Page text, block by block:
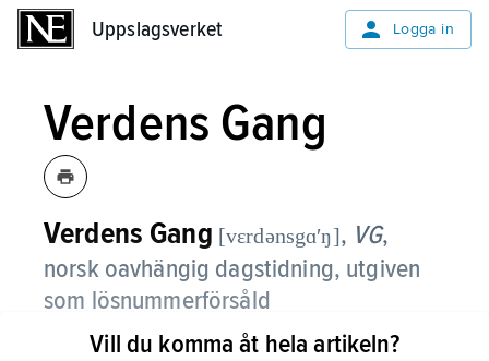
Uppslagsverket Logga in
Verdens Gang
Verdens Gang [vɛrdənsgɑʹŋ], VG,
norsk oavhängig dagstidning, utgiven
som lösnummerförsåld
förmiddagstidning i Oslo.
Vill du komma åt hela artikeln?